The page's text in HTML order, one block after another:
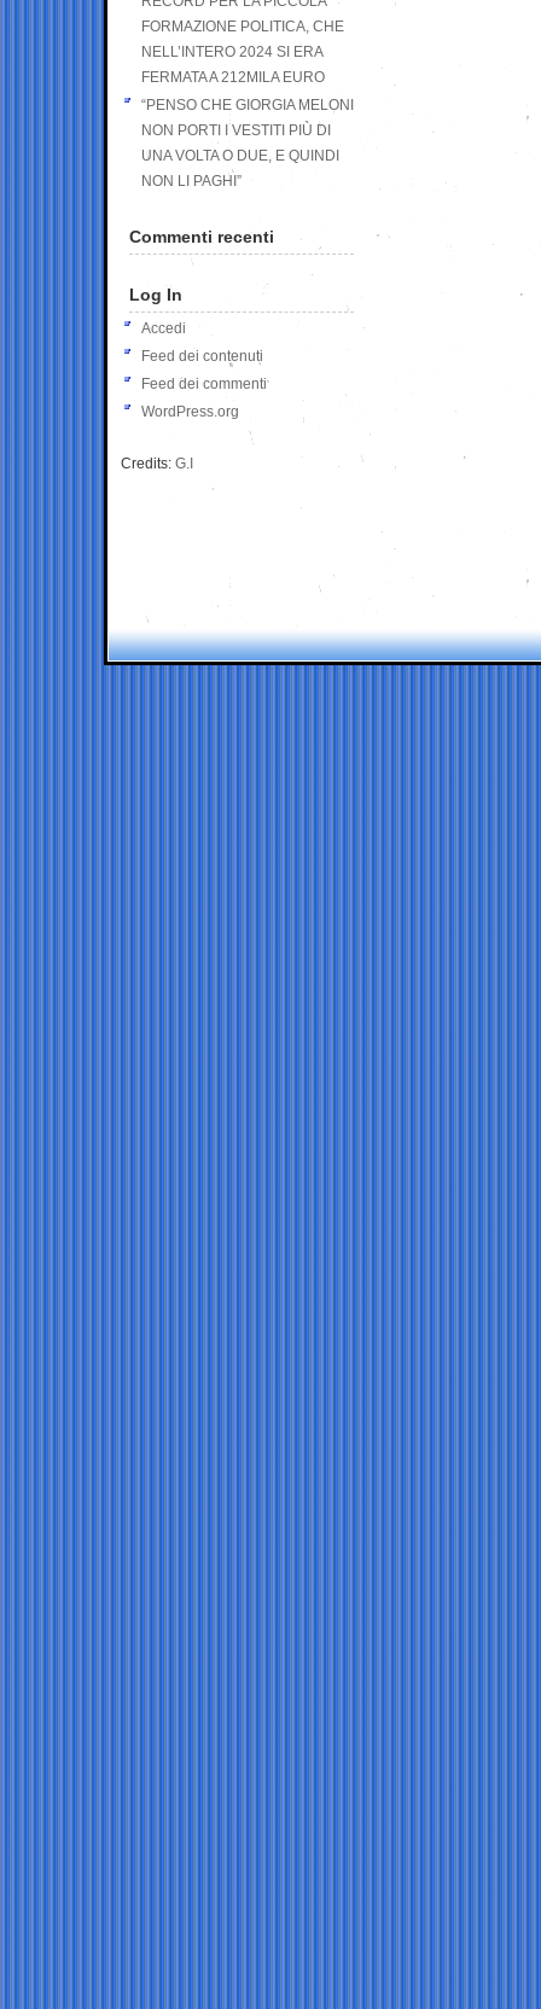
FORMAZIONE POLITICA, CHE
NELL’INTERO 2024 SI ERA
FERMATA A 212MILA EURO
“PENSO CHE GIORGIA MELONI
NON PORTI I VESTITI PIÙ DI
UNA VOLTA O DUE, E QUINDI
NON LI PAGHI”
Commenti recenti
Log In
Accedi
Feed dei contenuti
Feed dei commenti
WordPress.org
Credits: G.I